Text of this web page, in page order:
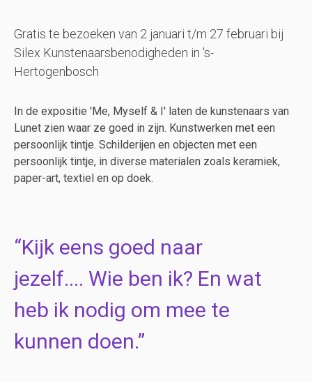
Gratis te bezoeken van 2 januari t/m 27 februari bij
Silex Kunstenaarsbenodigheden in 's-
Hertogenbosch
In de expositie 'Me, Myself & I' laten de kunstenaars van
Lunet zien waar ze goed in zijn. Kunstwerken met een
persoonlijk tintje. Schilderijen en objecten met een
persoonlijk tintje, in diverse materialen zoals keramiek,
paper-art, textiel en op doek.
Kijk eens goed naar
jezelf.... Wie ben ik? En wat
heb ik nodig om mee te
kunnen doen.